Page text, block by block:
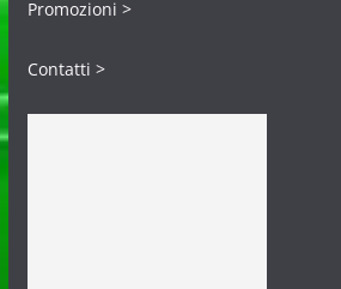
Promozioni >
Contatti >